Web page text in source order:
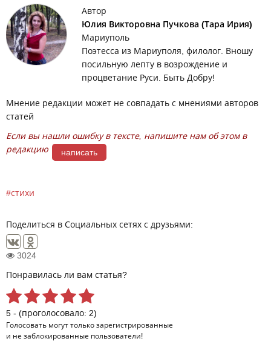
Автор
Юлия Викторовна Пучкова (Тара Ирия)
Мариуполь
Поэтесса из Мариуполя, филолог. Вношу
посильную лепту в возрождение и
процветание Руси. Быть Добру!
Мнение редакции может не совпадать с мнениями авторов
статей
Если вы нашли ошибку в тексте, напишите нам об этом в
редакцию
написать
стихи
Поделиться в Социальных сетях с друзьями:
3024
Понравилась ли вам статья?
5 - (проголосовало: 2)
Голосовать могут только зарегистрированные
и не заблокированные пользователи!